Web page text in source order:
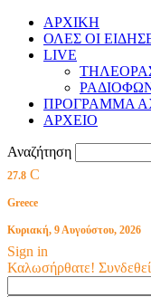
ΑΡΧΙΚΗ
ΟΛΕΣ ΟΙ
LIVE
ΠΡΟΓΡΑΜΜΑ
ΑΡΧΕΙΟ
Αναζήτηση
27.8 C
Greece
Κυριακή, 9 Αυγούστου, 2026
Sign in
Καλωσήρθατε!